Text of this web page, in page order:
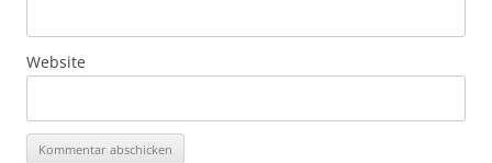
Website